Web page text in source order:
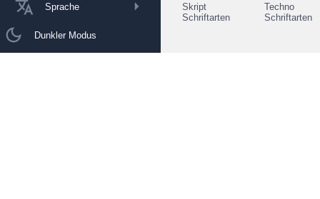
Sprache
Dunkler Modus
Skript
Schriftarten
Techno
Schriftarten